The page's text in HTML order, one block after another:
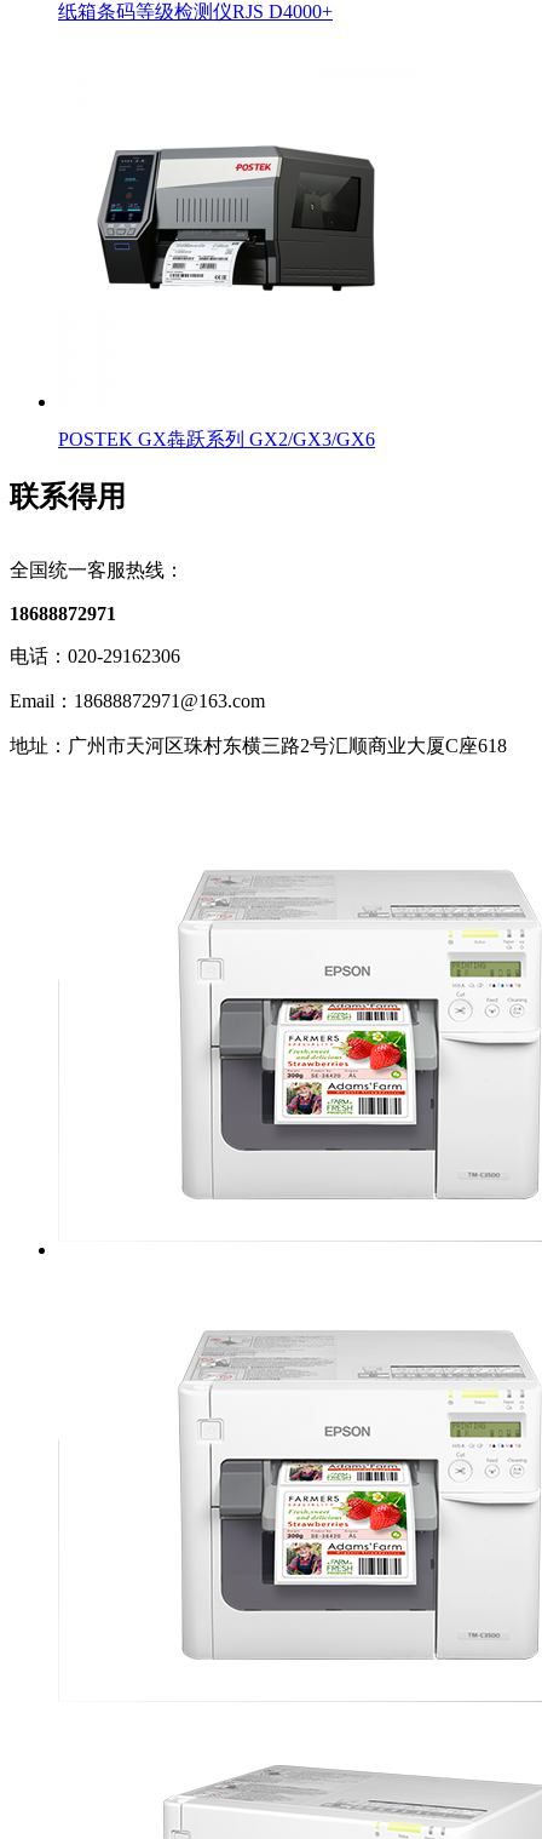
纸箱条码等级检测仪RJS D4000+
POSTEK GX犇跃系列 GX2/GX3/GX6
联系得用
全国统一客服热线：
18688872971
电话：020-29162306
Email：18688872971@163.com
地址：广州市天河区珠村东横三路2号汇顺商业大厦C座618